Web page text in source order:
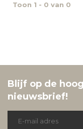
Toon 1 - 0 van 0
Blijf op de
nieuwsbrief!